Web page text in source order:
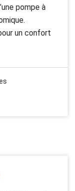
pompe à
un confort